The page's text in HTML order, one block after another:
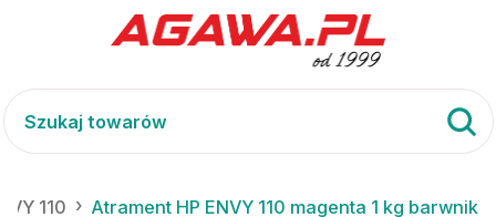
110 Atrament HP ENVY 110 magenta 1 kg barwnik